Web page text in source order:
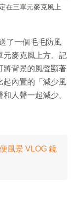
在三單元麥克風上
了一個毛毛防風
元麥克風上方。記
將背景的風聲顯著
起內置的「減少風
人聲一起減少。
風景 VLOG 鏡